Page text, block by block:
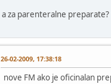
a za parenteralne
26-02-2009, 17:38:18
nove FM ako je oficinalan